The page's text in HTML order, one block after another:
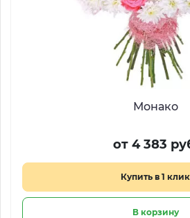
Монако
от 4 383
Купить в 1 клик
В корзину